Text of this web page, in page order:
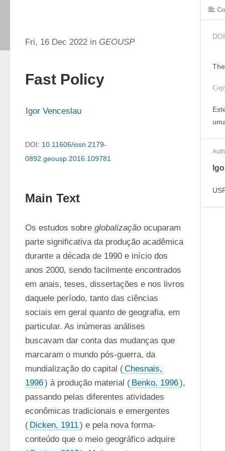
Fri, 16 Dec 2022 in GEOUSP
Fast Policy
Igor Venceslau
DOI: 10.11606/issn.2179-
0892.geousp.2016.109781
Main Text
Os estudos sobre globalização ocuparam
parte significativa da produção acadêmica
durante a década de 1990 e início dos
anos 2000, sendo facilmente encontrados
em anais, teses, dissertações e nos livros
daquele período, tanto das ciências
sociais em geral quanto de geografia, em
particular. As inúmeras análises
buscavam dar conta das mudanças que
marcaram o mundo pós-guerra, da
mundialização do capital ( Chesnais,
1996) à produção material ( Benko, 1996),
passando pelas diferentes atividades
econômicas tradicionais e emergentes
( Dicken, 1911) e pela nova forma-
conteúdo que o meio geográfico adquire
DOI